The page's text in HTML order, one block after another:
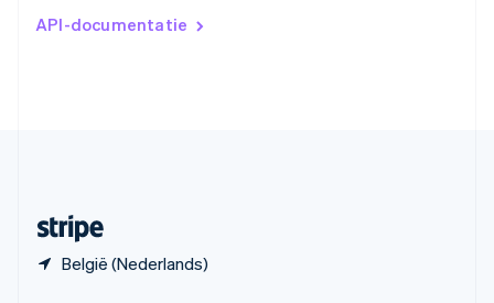
API-documentatie
België (Nederlands)
English